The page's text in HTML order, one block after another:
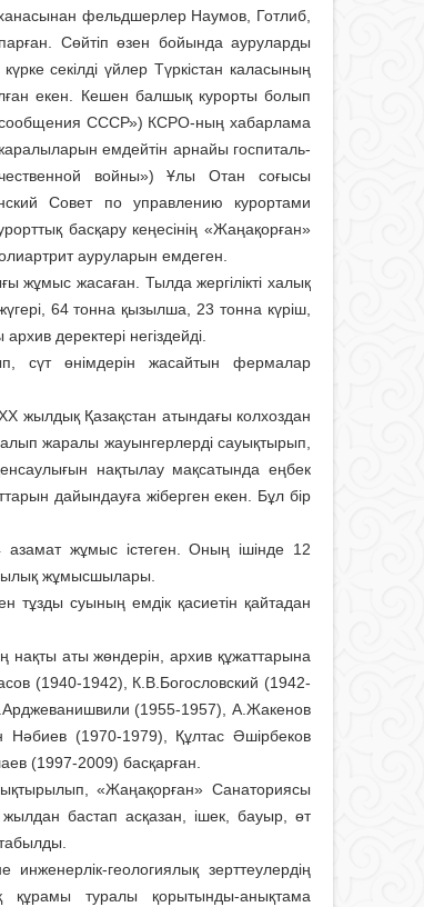
фельдшерлер Наумов, Готлиб,
Сөйтіп өзен бойында ауруларды
секілді үйлер Түркістан каласының
екен. Кешен балшық курорты болып
сообщения СССР») КСРО-ның хабарлама
емдейтін арнайы госпиталь-
войны») Ұлы Отан соғысы
Совет по управлению курортами
басқару кеңесінің «Жаңақорған»
ауруларын емдеген.
жұмыс жасаған. Тыл­да жергілікті халық
64 тонна қызылша, 23 тонна күріш,
деректері негіздейді.
өнімдерін жасайтын фермалар
жылдық Қазақстан атындағы колхоздан
жаралы жауын­герлерді сауықтырып,
нақтылау мақсатында еңбек
дайындауға жіберген екен. Бұл бір
азамат жұмыс істеген. Оның ішінде 12
жұмысшылары.
тұзды суының емдік қасиетін қайтадан
нақты аты жөндерін, архив құжаттарына
(1940-1942), К.В.Богословский (1942-
(1955-1957), А.Жакенов
(1970-1979), Құлтас Әшірбеков
(1997-2009) басқарған.
«Жаңақорған» Санаториясы
бастап асқа­зан, ішек, бауыр, өт
геологиялық зерттеу­лердің
құрамы туралы қорытынды-анықтама